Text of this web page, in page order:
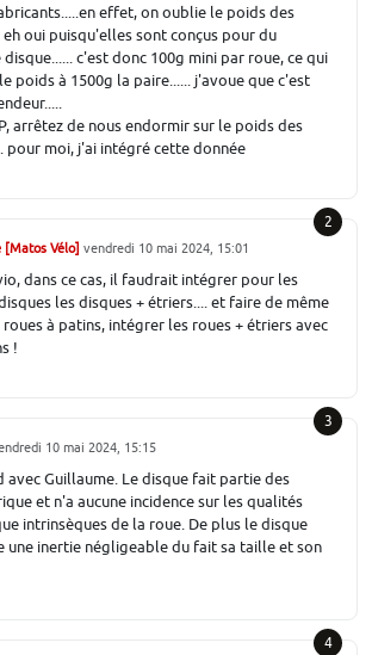
effet, on oublie le poids des
eh oui puisqu'elles sont conçus pour du
c'est donc 100g mini par roue, ce qui
poids à 1500g la paire...... j'avoue que c'est
arrêtez de nous endormir sur le poids des
pour moi, j'ai intégré cette donnée
2
[Matos Vélo] vendredi 10 mai 2024, 15:01
dans ce cas, il faudrait intégrer pour les
les disques + étriers.... et faire de même
à patins, intégrer les roues + étriers avec
!
3
10 mai 2024, 15:15
avec Guillaume. Le disque fait partie des
et n'a aucune incidence sur les qualités
intrinsèques de la roue. De plus le disque
une inertie négligeable du fait sa taille et son
4